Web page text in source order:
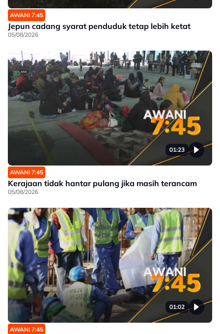
AWANI 7:45
Jepun cadang syarat penduduk tetap lebih ketat
05/08/2026
01:23
AWANI 7:45
Kerajaan tidak hantar pulang jika masih terancam
05/08/2026
01:02
AWANI 7:45